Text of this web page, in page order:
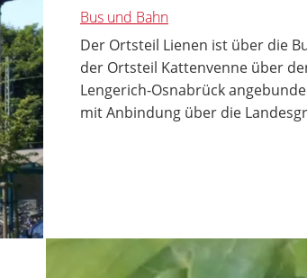
Bus und Bahn
Der Ortsteil Lienen ist über die
der Ortsteil Kattenvenne über
Lengerich-Osnabrück
mit Anbindung über die